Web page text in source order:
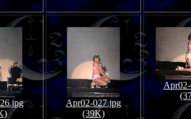
Apr02-027.jpg
(39K)